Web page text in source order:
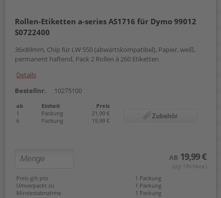
54 x 101 mm
62 mm x 15,24 m
62 x 29 mm
104 x 159 mm
Rollen-Etiketten a-series AS1716 für Dymo 99012
S0722400
36x89mm, Chip für LW 550 (abwärtskompatibel), Papier, weiß,
permanent haftend, Pack 2 Rollen à 260 Etiketten
Details
Bestellnr.
10275100
ab Einheit
Preis
1
Packung
21,99 €
6
Packung 19,99 €
Zubehör
AB 19,99 €
(zzgl. 19% Mwst.)
Preis gilt pro
1 Packung
Umverpackt zu
1 Packung
Mindestabnahme
1 Packung